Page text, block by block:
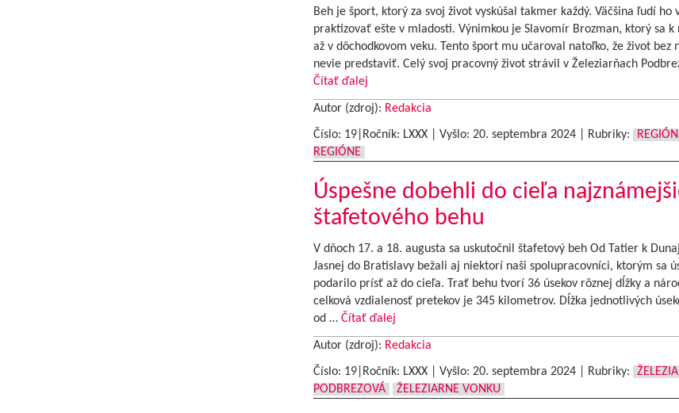
Beh je šport, ktorý za svoj život vyskúšal takmer každý. Väčšina ľudí ho
praktizovať ešte v mladosti. Výnimkou je Slavomír Brozman, ktorý sa k
až v dôchodkovom veku. Tento šport mu učaroval natoľko, že život bez
nevie predstaviť. Celý svoj pracovný život strávil v Železiarňach
Čítať ďalej
Autor (zdroj): Redakcia
Číslo: 19|Ročník: LXXX | Vyšlo: 20. septembra 2024| Rubriky: REGIÓN
REGIÓNE
Úspešne dobehli do cieľa
štafetového behu
V dňoch 17. a 18. augusta sa uskutočnil štafetový beh Od Tatier k
Jasnej do Bratislavy bežali aj niektorí naši spolupracovníci, ktorým sa
podarilo prísť až do cieľa. Trať behu tvorí 36 úsekov rôznej dĺžky a
celková vzdialenosť pretekov je 345 kilometrov. Dĺžka jednotlivých
od … Čítať ďalej
Autor (zdroj): Redakcia
Číslo: 19|Ročník: LXXX | Vyšlo: 20. septembra 2024| Rubriky:
PODBREZOVÁ
ŽELEZIARNE VONKU